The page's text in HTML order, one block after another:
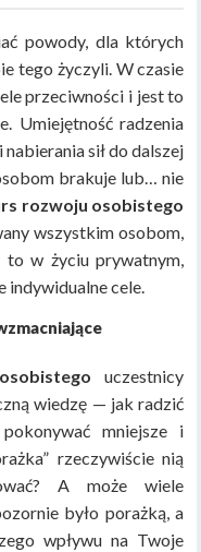
powody, dla których
tego życzyli. W czasie
przeciwności i jest to
Umiejętność radzenia
sił do dalszej
brakuje lub… nie
rozwoju osobistego
wszystkim osobom,
to w życiu prywatnym,
indywidualne cele.
uczestnicy
wiedzę — jak radzić
mniejsze i
rzeczywiście nią
A może wiele
było porażką, a
wpływu na Twoje